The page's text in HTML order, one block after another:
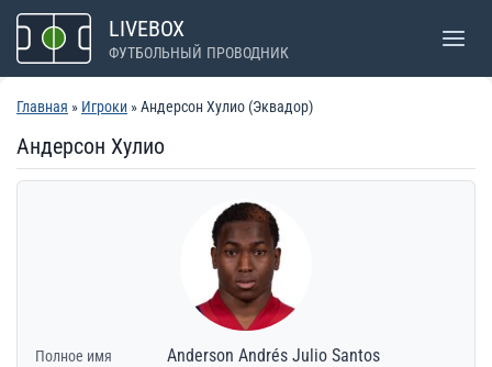
Перейти
содержимому
LIVEBOX
ФУТБОЛЬНЫЙ ПРОВОДНИК
Главная » Игроки » Андерсон Хулио (Эквадор)
Андерсон Хулио
Полное имя Anderson Andrés Julio Santos